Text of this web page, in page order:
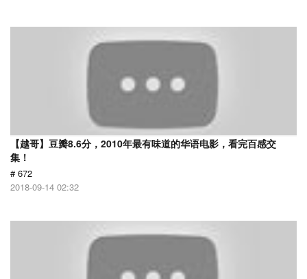
【越哥】豆瓣8.6分，2010年最有味道的华语电影，看完百感交
集！
# 672
2018-09-14 02:32